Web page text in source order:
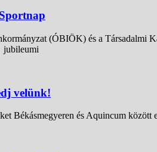
(ÓBIÖK) és a Társadalmi
jubileumi
velünk!
Békásmegyeren és Aquincum között